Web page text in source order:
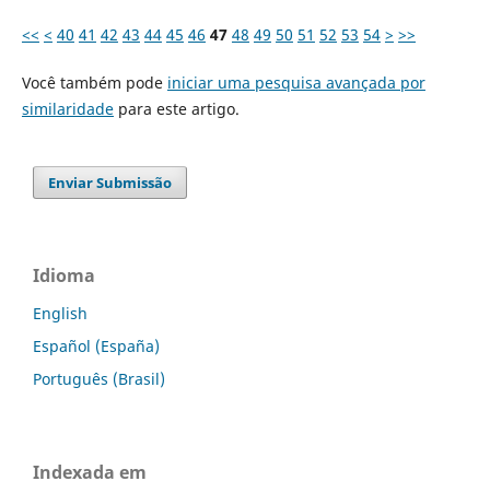
<< < 40 41 42 43 44 45 46 47 48 49 50 51 52 53 54 > >>
Você também pode iniciar uma pesquisa avançada por
similaridadepara este artigo.
Enviar Submissão
Idioma
English
Español (España)
Português (Brasil)
Indexada em